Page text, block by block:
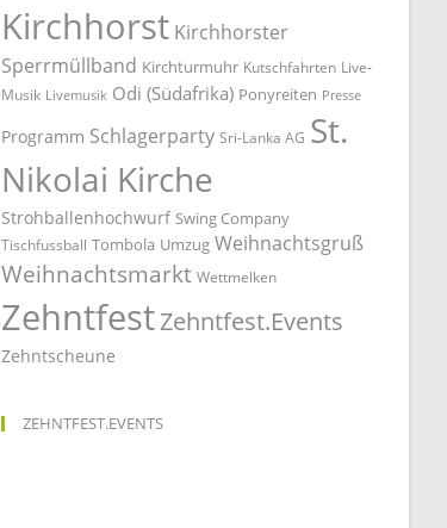
Kirchhorst Kirchhorster
Sperrmüllband Kirchturmuhr Kutschfahrten Live-
Musik Livemusik Odi (Südafrika) Ponyreiten Presse
Programm Schlagerparty Sri-Lanka AG St.
Nikolai Kirche
Strohballenhochwurf Swing Company
Tischfussball Tombola Umzug Weihnachtsgruß
Weihnachtsmarkt Wettmelken
ZehntfestZehntfest.Events
Zehntscheune
ZEHNTFEST.EVENTS